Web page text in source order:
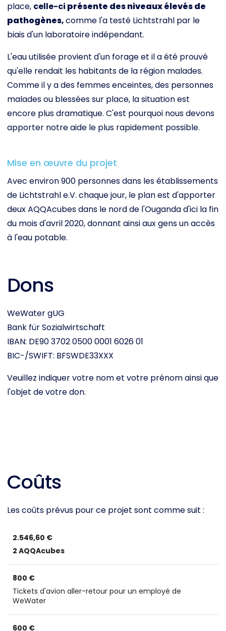
place, celle-ci présente des niveaux élevés de
pathogènes,comme l'a testé Lichtstrahl par le
biais d'un laboratoire indépendant.
L'eau utilisée provient d'un forage et il a été prouvé
qu'elle rendait les habitants de la région malades.
Comme il y a des femmes enceintes, des personnes
malades ou blessées sur place, la situation est
encore plus dramatique. C'est pourquoi nous devons
apporter notre aide le plus rapidement possible.
Mise en œuvre du projet
Avec environ 900 personnes dans les établissements
de Lichtstrahl e.V. chaque jour, le plan est d'apporter
deux AQQAcubes dans le nord de l'Ouganda d'ici la fin
du mois d'avril 2020, donnant ainsi aux gens un accès
à l'eau potable.
Dons
WeWater gUG
Bank für Sozialwirtschaft
IBAN: DE90 3702 0500 0001 6026 01
BIC-/SWIFT: BFSWDE33XXX
Veuillez indiquer votre nom et votre prénom ainsi que
l'objet de votre don.
Coûts
Les coûts prévus pour ce projet sont comme suit :
2.546,60 €
2 AQQAcubes
800 €
Tickets d'avion aller-retour pour un employé de
WeWater
600 €